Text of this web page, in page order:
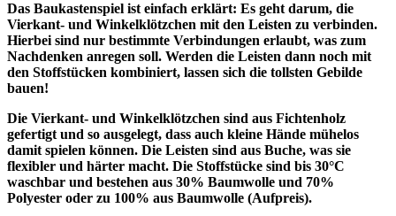
Das Baukastenspiel ist einfach erklärt: Es geht darum, die
Vierkant- und Winkelklötzchen mit den Leisten zu verbinden.
Hierbei sind nur bestimmte Verbindungen erlaubt, was zum
Nachdenken anregen soll. Werden die Leisten dann noch mit
den Stoffstücken kombiniert, lassen sich die tollsten Gebilde
bauen!
Die Vierkant- und Winkelklötzchen sind aus Fichtenholz
gefertigt und so ausgelegt, dass auch kleine Hände mühelos
damit spielen können. Die Leisten sind aus Buche, was sie
flexibler und härter macht. Die Stoffstücke sind bis 30°C
waschbar und bestehen aus 30% Baumwolle und 70%
Polyester oder zu 100% aus Baumwolle (Aufpreis).